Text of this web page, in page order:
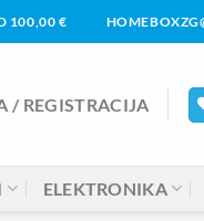
100,00 €
/ REGISTRACIJA
ELEKTRONIKA